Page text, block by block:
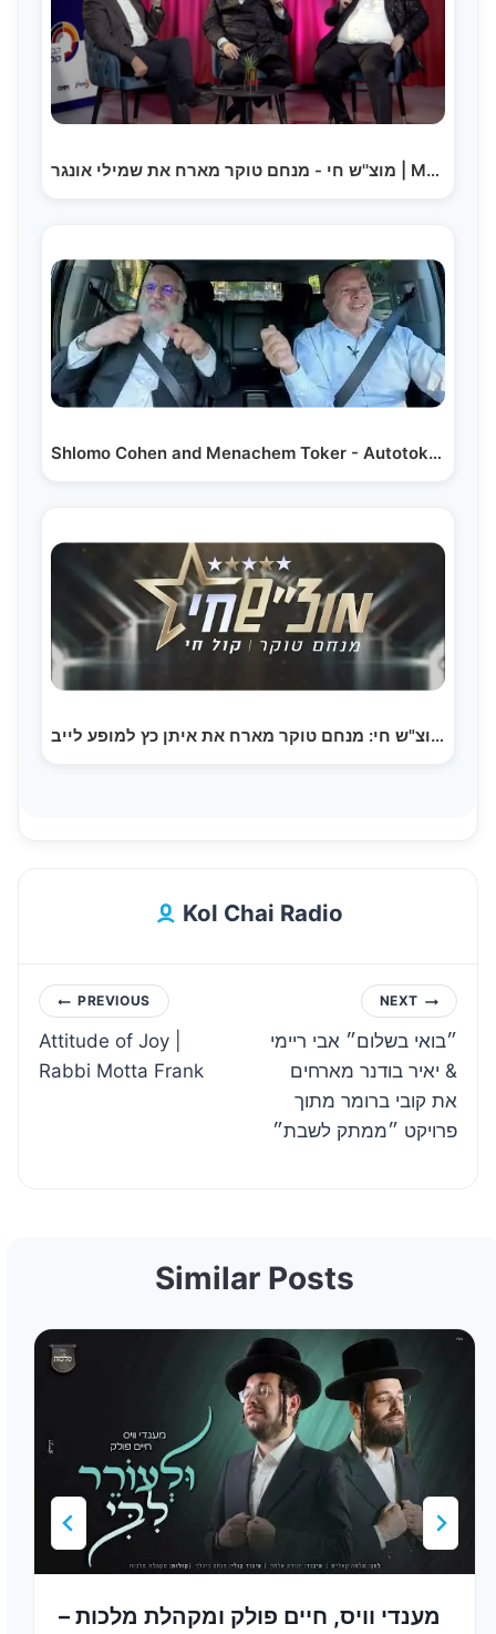
מוצ''ש חי - מנחם טוקר מארח את שמילי אונגר | Menachem…
Shlomo Cohen and Menachem Toker - Autotoker Carpool | Hebrew
מוצ"ש חי: מנחם טוקר מארח את איתן כץ למופע לייב…
Kol Chai Radio
Post
navigation
PREVIOUS
Attitude of Joy |
Rabbi Motta Frank
NEXT
״בואי בשלום״ אבי ריימי
& יאיר בודנר מארחים
את קובי ברומר מתוך
פרויקט ״ממתק לשבת״
Similar Posts
מענדי וויס, חיים פולק ומקהלת מלכות –